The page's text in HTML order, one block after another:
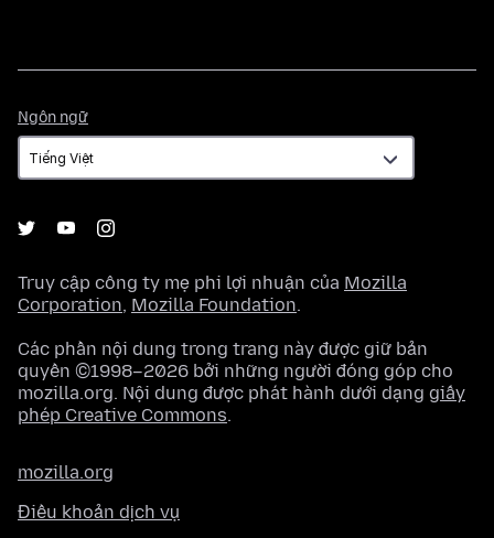
Ngôn ngữ
ngữ
Truy cập công ty mẹ phi lợi nhuận của Mozilla
Corporation, Mozilla Foundation.
Các phần nội dung trong trang này được giữ bản
quyền ©1998–2026 bởi những người đóng góp cho
mozilla.org. Nội dung được phát hành dưới dạng giấy
phép Creative Commons.
mozilla.org
Điều khoản dịch vụ